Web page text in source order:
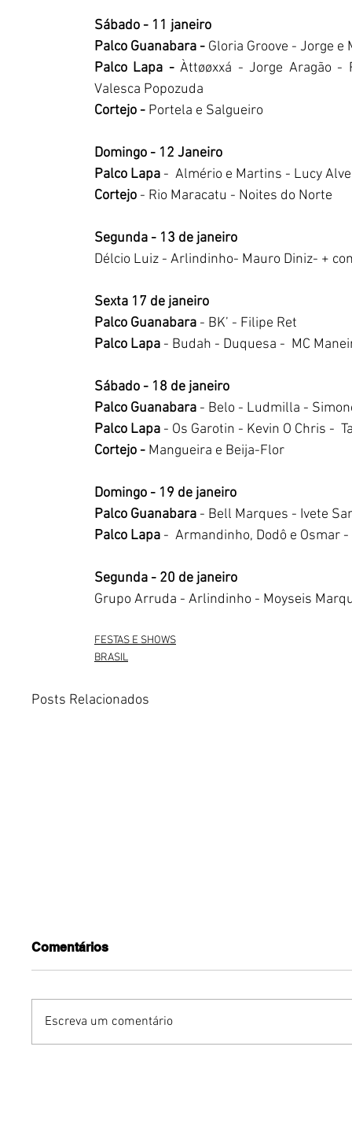
Sábado - 11 janeiro
Palco Guanabara - Gloria Groove - Jorge
Palco Lapa - Àttøøxxá - Jorge Aragão -
Valesca Popozuda
Cortejo - Portela e Salgueiro
Domingo - 12 Janeiro
Palco Lapa -  Almério e Martins - Lucy
Cortejo - Rio Maracatu - Noites do Norte
Segunda - 13 de janeiro
Délcio Luiz - Arlindinho- Mauro Diniz- +
Sexta 17 de janeiro
Palco Guanabara - BK’ - Filipe Ret
Palco Lapa - Budah - Duquesa -  MC
Sábado - 18 de janeiro
Palco Guanabara - Belo - Ludmilla -
Palco Lapa - Os Garotin - Kevin O Chris -
Cortejo - Mangueira e Beija-Flor
Domingo - 19 de janeiro
Palco Guanabara - Bell Marques - Ivete
Palco Lapa -  Armandinho, Dodô e Osmar
Segunda - 20 de janeiro
Grupo Arruda - Arlindinho - Moyseis
FESTAS E SHOWS
BRASIL
Posts Relacionados
Comentários
Escreva um comentário